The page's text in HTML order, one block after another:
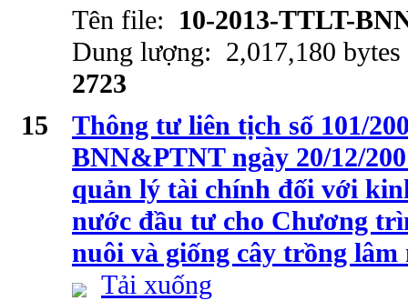
Tên file: 10-2013-TTLT-
Dung lượng: 2,017,180
2723
15
Thông tư liên tịch số 101/
BNN&PTNT ngày 20/12/
quản lý tài chính đối với
nước đầu tư cho Chương
nuôi và giống cây trồng lâm
Tải xuống